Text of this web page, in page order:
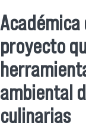
You are
proyecto
ambiental
culinarias